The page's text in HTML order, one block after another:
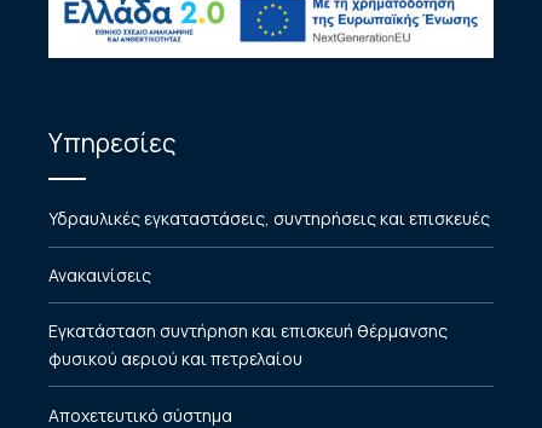
Υπηρεσίες
Υδραυλικές εγκαταστάσεις, συντηρήσεις και επισκευές
Ανακαινίσεις
Εγκατάσταση συντήρηση και επισκευή θέρμανσης
φυσικού αεριού και πετρελαίου
Αποχετευτικό σύστημα